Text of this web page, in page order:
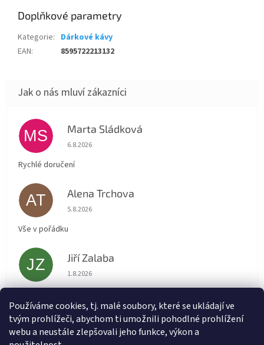
Používáme cookies, tj. malé soubory, které se ukládají ve
tvým prohlížeči, abychom ti umožnili pohodlné prohlížení
webu a neustále zlepšovali jeho funkce, výkon a
Doplňkové parametry
Kategorie: Dárkové kávy
EAN: 8595722213132
MS Marta Sládková
Hodnocení obchodu je 5 z 5 hvězdiček.
6.8.2026
Rychlé doručení
AT Alena Trchova
Hodnocení obchodu je 5 z 5 hvězdiček.
5.8.2026
Vše v pořádku
JZ Jiří Zalaba
Hodnocení obchodu je 5 z 5 hvězdiček.
1.8.2026
L Lída
Hodnocení obchodu je 5 z 5 hvězdiček.
31.7.2026